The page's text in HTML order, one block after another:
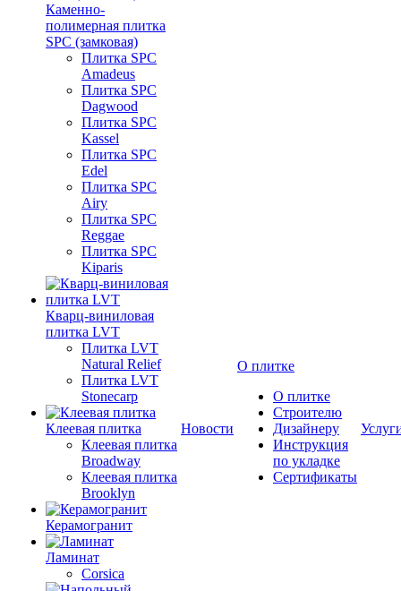
Каменно-
полимерная плитка
SPC (замковая)
Плитка SPC
Amadeus
Плитка SPC
Dagwood
Плитка SPC
Kassel
Плитка SPC
Edel
Плитка SPC
Airy
Плитка SPC
Reggae
Плитка SPC
Kiparis
Кварц-виниловая
плитка LVT
Плитка LVT
Natural Relief
Плитка LVT
Stonecarp
Клеевая плитка
Клеевая плитка
Broadway
Клеевая плитка
Brooklyn
Керамогранит
Ламинат
Corsica
Новости
О плитке
О плитке
Строителю
Дизайнеру
Инструкция
по укладке
Сертификаты